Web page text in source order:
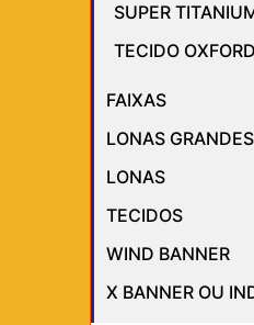
SUPER
TECIDO OXFORD
FAIXAS
LONAS
LONAS
TECIDOS
WIND BANNER
X BANNER OU